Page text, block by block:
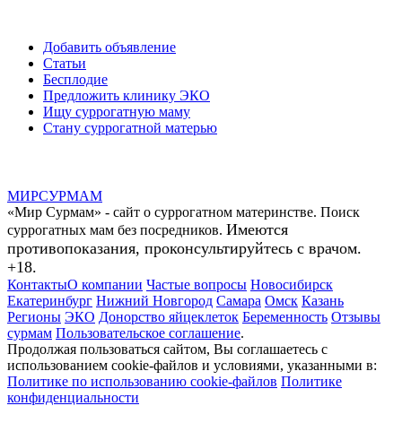
Добавить объявление
Статьи
Бесплодие
Предложить клинику ЭКО
Ищу суррогатную маму
Стану суррогатной матерью
МИРСУРМАМ
«Мир Сурмам» - сайт о суррогатном материнстве. Поиск
суррогатных мам без посредников. Имеются
противопоказания, проконсультируйтесь с врачом.
+18.
КонтактыО компании Частые вопросы Новосибирск
Екатеринбург Нижний Новгород Самара Омск Казань
Регионы ЭКО Донорство яйцеклеток Беременность Отзывы
сурмам Пользовательское соглашение.
Продолжая пользоваться сайтом, Вы соглашаетесь с
использованием cookie-файлов и условиями, указанными в:
Политике по использованию cookie-файлов Политике
конфиденциальности